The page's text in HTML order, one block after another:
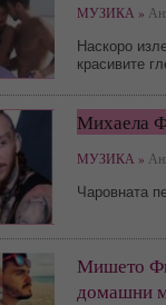
МУЗИКА »
Наскоро
красивите
Михаела
МУЗИКА »
Чаровната
Мишето
домашни